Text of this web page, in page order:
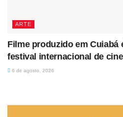
ARTE
Filme produzido em Cuiabá
festival internacional de
6 de agosto, 2026